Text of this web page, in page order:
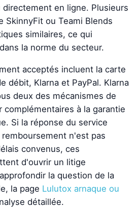
en ligne. Plusieurs
SkinnyFit ou Teami Blends
similaires, ce qui
la norme du secteur.
acceptés incluent la carte
débit, Klarna et PayPal. Klarna
deux des mécanismes de
à la garantie
Si la réponse du service
n'est pas
convenus, ces
d'ouvrir un litige
la question de la
la page Lulutox arnaque ou
détaillée.